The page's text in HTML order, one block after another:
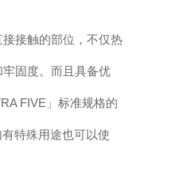
接触的部位，不仅热
固度。而且具备优
FIVE」标准规格的
特殊用途也可以使